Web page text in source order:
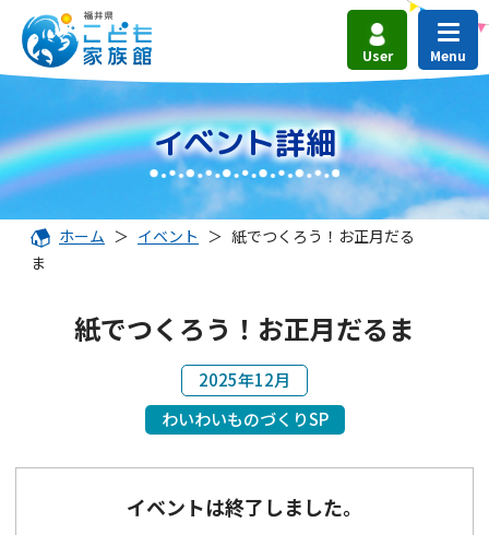
User
イベント詳細
ホーム ＞ イベント ＞ 紙でつくろう！お正月だる
ま
紙でつくろう！お正月だるま
2025年12月
わいわいものづくりSP
イベントは終了しました。